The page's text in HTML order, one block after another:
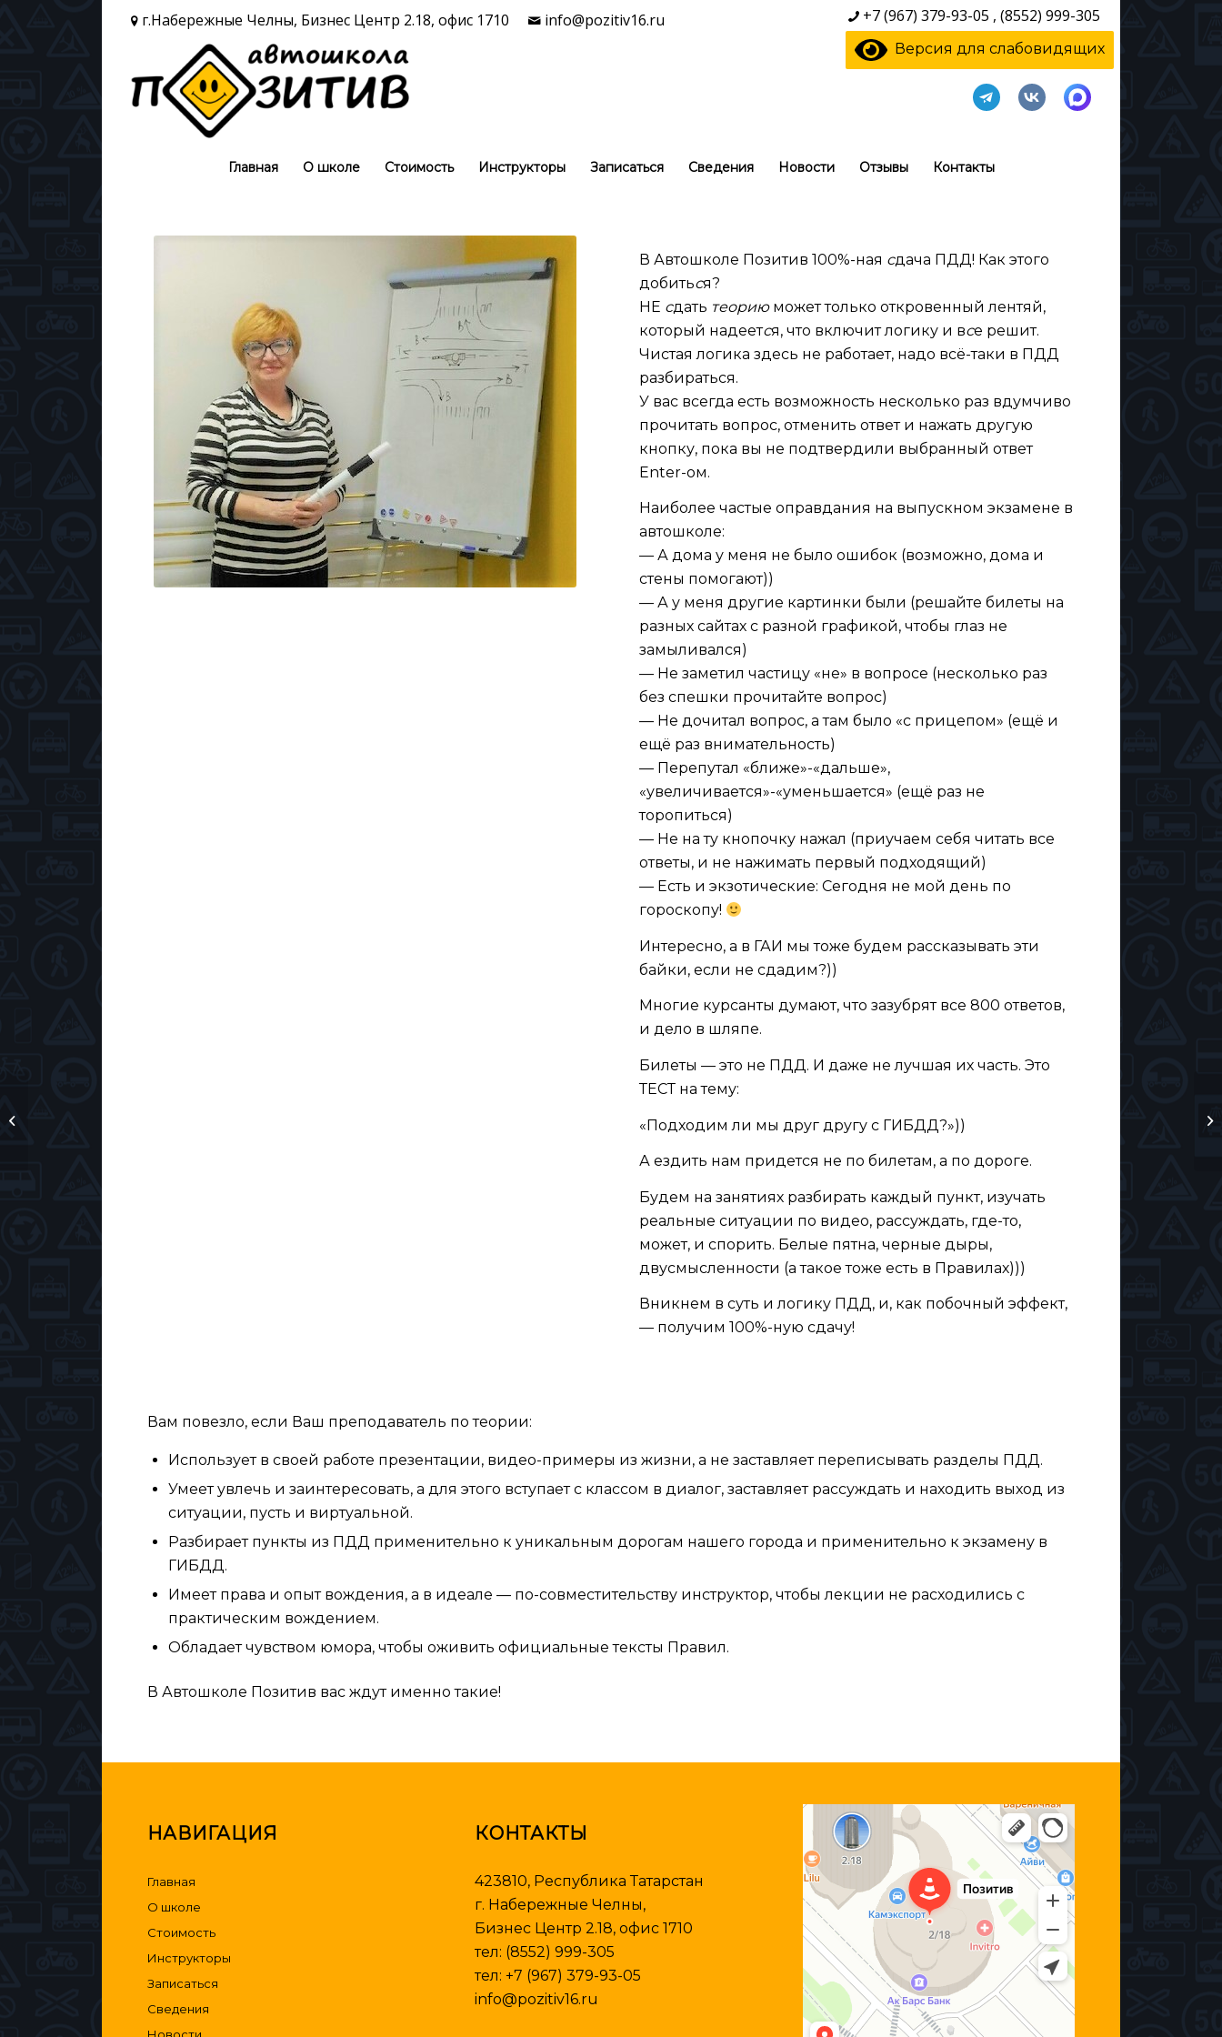
г.Набережные Челны, Бизнес Центр 2.18, офис 1710 info@pozitiv16.ru +7 (967) 379-93-05 , (8552) 999-305
Версия для слабовидящих
Главная О школе Стоимость Инструкторы Записаться Сведения Новости Отзывы Контакты
В Автошколе Позитив 100%-ная сдача ПДД! Как этого
добиться?
НЕ сдать теориюможет только откровенный лентяй,
который надеется, что включит логику и все решит.
Чистая логика здесь не работает, надо всё-таки в ПДД
разбираться.
У вас всегда есть возможность несколько раз вдумчиво
прочитать вопрос, отменить ответ и нажать другую
кнопку, пока вы не подтвердили выбранный ответ
Enter-ом.
Наиболее частые оправдания на выпускном экзамене в
автошколе:
— А дома у меня не было ошибок (возможно, дома и
стены помогают))
— А у меня другие картинки были (решайте билеты на
разных сайтах с разной графикой, чтобы глаз не
замыливался)
— Не заметил частицу «не» в вопросе (несколько раз
без спешки прочитайте вопрос)
— Не дочитал вопрос, а там было «с прицепом» (ещё и
ещё раз внимательность)
— Перепутал «ближе»-«дальше»,
«увеличивается»-«уменьшается» (ещё раз не
торопиться)
— Не на ту кнопочку нажал (приучаем себя читать все
ответы, и не нажимать первый подходящий)
— Есть и экзотические: Сегодня не мой день по
гороскопу!
Интересно, а в ГАИ мы тоже будем рассказывать эти
байки, если не сдадим?))
Многие курсанты думают, что зазубрят все 800 ответов,
и дело в шляпе.
Билеты — это не ПДД. И даже не лучшая их часть. Это
ТЕСТ на тему:
«Подходим ли мы друг другу с ГИБДД?»))
А ездить нам придется не по билетам, а по дороге.
Будем на занятиях разбирать каждый пункт, изучать
реальные ситуации по видео, рассуждать, где-то,
может, и спорить. Белые пятна, черные дыры,
двусмысленности (а такое тоже есть в Правилах)))
Вникнем в суть и логику ПДД, и, как побочный эффект,
— получим 100%-ную сдачу!
Вам повезло, если Ваш преподаватель по теории:
Использует в своей работе презентации, видео-примеры из жизни, а не заставляет переписывать разделы ПДД.
Умеет увлечь и заинтересовать, а для этого вступает с классом в диалог, заставляет рассуждать и находить выход из
ситуации, пусть и виртуальной.
Разбирает пункты из ПДД применительно к уникальным дорогам нашего города и применительно к экзамену в
ГИБДД.
Имеет права и опыт вождения, а в идеале — по-совместительству инструктор, чтобы лекции не расходились с
практическим вождением.
Обладает чувством юмора, чтобы оживить официальные тексты Правил.
В Автошколе Позитив вас ждут именно такие!
НАВИГАЦИЯ
Главная
О школе
Стоимость
Инструкторы
Записаться
Сведения
Новости
КОНТАКТЫ
423810, Республика Татарстан
г. Набережные Челны,
Бизнес Центр 2.18, офис 1710
тел: (8552) 999-305
тел:+7 (967) 379-93-05
info@pozitiv16.ru
Позитив
Автошкола в Набережных Челнах